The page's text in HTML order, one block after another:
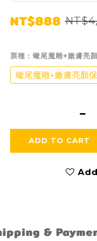
NT$888
票種 : 蠍尾魔雕+嫩膚亮
蠍尾魔雕+嫩膚亮顏
ADD TO CART
&